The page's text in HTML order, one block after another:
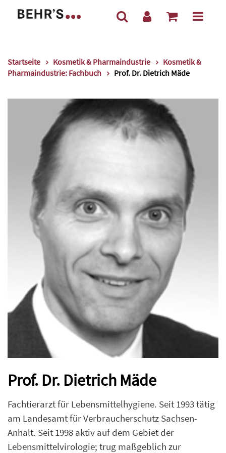
Startseite Kosmetik & Pharmaindustrie
Kosmetik &
Pharmaindustrie: Fachbuch
Prof. Dr. Dietrich Mäde
Prof. Dr. Dietrich Mäde
Fachtierarzt für Lebensmittelhygiene. Seit 1993 tätig
am Landesamt für Verbraucherschutz Sachsen-
Anhalt. Seit 1998 aktiv auf dem Gebiet der
Lebensmittelvirologie; trug maßgeblich zur